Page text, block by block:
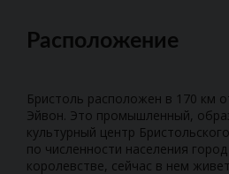
Расположение
Бристоль расположен в 170 км
Эйвон. Это промышленный,
культурный центр
по численности населения
королевстве, сейчас в нем